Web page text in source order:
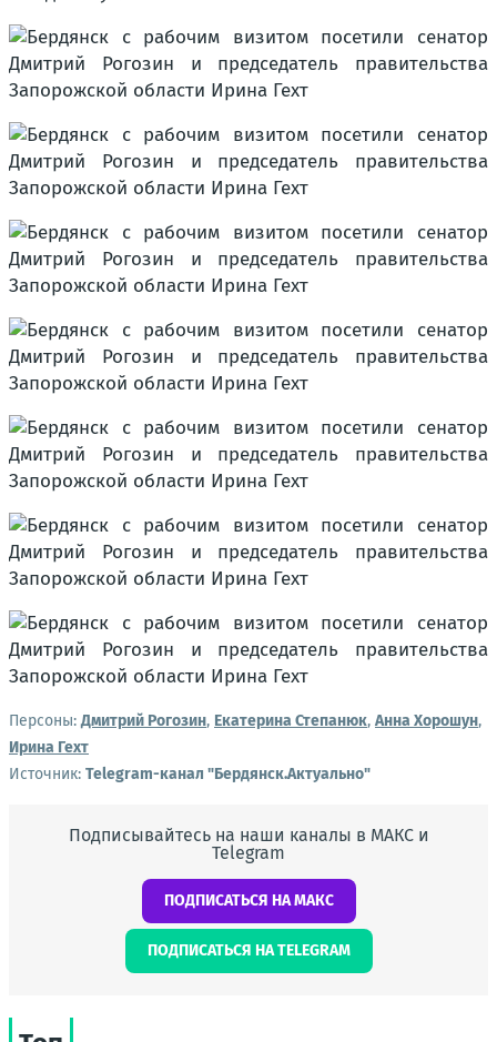
Персоны: Дмитрий Рогозин, Екатерина Степанюк, Анна Хорошун,
Ирина Гехт
Источник: Telegram-канал "Бердянск.Актуально"
Подписывайтесь на наши каналы в МАКС и
Telegram
ПОДПИСАТЬСЯ НА МАКС
ПОДПИСАТЬСЯ НА TELEGRAM